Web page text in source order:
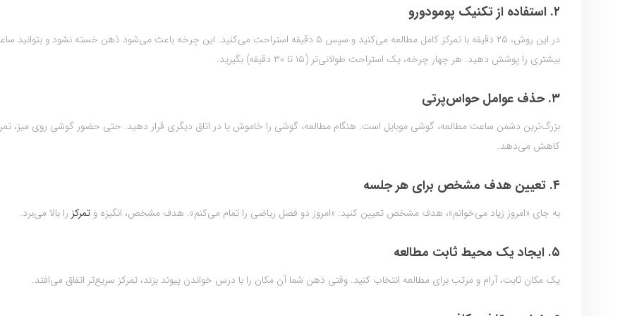
۲. استفاده از تکنیک پومودورو
در این روش، ۲۵ دقیقه با تمرکز کامل مطالعه می‌کنید و سپس ۵ دقیقه استراحت می‌کنید. این چرخه باعث می‌شود ذهن خسته نشود و بتوانید
بیشتری را پوشش دهید. هر چهار چرخه، یک استراحت طولانی‌تر (۱۵ تا ۳۰ دقیقه) بگیرید.
۳. حذف عوامل حواس‌پرتی
بزرگ‌ترین دشمن ساعت مطالعه، گوشی موبایل است. هنگام مطالعه، گوشی را خاموش یا در اتاق دیگری قرار دهید. حتی حضور گوشی روی میز،
کاهش می‌دهد.
۴. تعیین هدف مشخص برای هر جلسه
به جای «امروز زیاد می‌خوانم»، هدف مشخص تعیین کنید: «امروز دو فصل ریاضی را تمام می‌کنم». هدف مشخص، انگیزه و تمرکز را بالا می‌برد.
۵. ایجاد یک محیط ثابت مطالعه
یک مکان ثابت، آرام و مرتب برای مطالعه انتخاب کنید. وقتی ذهن شما آن مکان را با درس خواندن پیوند بزند، تمرکز سریع‌تر اتفاق می‌افتد.